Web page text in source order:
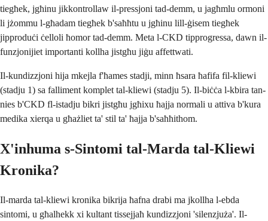
tiegħek, jgħinu jikkontrollaw il-pressjoni tad-demm, u jagħmlu ormoni
li jżommu l-għadam tiegħek b'saħħtu u jgħinu lill-ġisem tiegħek
jipproduċi ċelloli ħomor tad-demm. Meta l-CKD tipprogressa, dawn il-
funzjonijiet importanti kollha jistgħu jiġu affettwati.
Il-kundizzjoni hija mkejla f'ħames stadji, minn ħsara ħafifa fil-kliewi
(stadju 1) sa falliment komplet tal-kliewi (stadju 5). Il-biċċa l-kbira tan-
nies b'CKD fl-istadju bikri jistgħu jgħixu ħajja normali u attiva b'kura
medika xierqa u għażliet ta' stil ta' ħajja b'saħħithom.
X'inhuma s-Sintomi tal-Marda tal-Kliewi
Kronika?
Il-marda tal-kliewi kronika bikrija ħafna drabi ma jkollha l-ebda
sintomi, u għalhekk xi kultant tissejjaħ kundizzjoni 'silenzjuża'. Il-